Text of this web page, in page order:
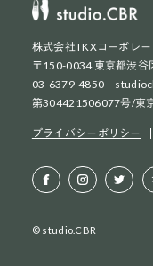
ネット買取
株式会社TKXコーポレ
〒150-0034 東京都渋谷
03-6379-4850
第304421506077号/東
プライバシーポリシー
© studio.CBR